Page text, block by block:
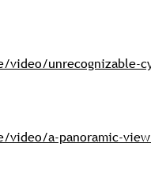
unrecognizable-
a-panoramic-